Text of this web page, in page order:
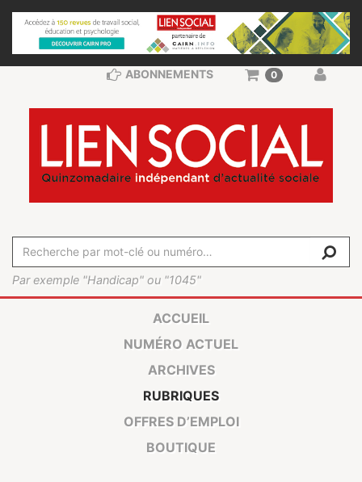
Par exemple "Handicap" ou "1045"
ABONNEMENTS 0
ACCUEIL
NUMÉRO ACTUEL
ARCHIVES
RUBRIQUES
OFFRES D’EMPLOI
BOUTIQUE